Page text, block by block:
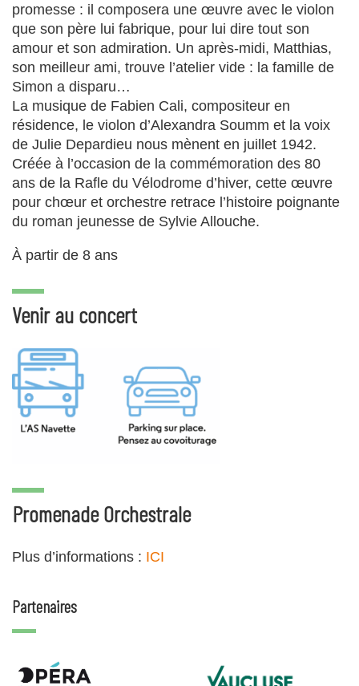
Partenaires
promesse : il composera une œuvre avec le violon
que son père lui fabrique, pour lui dire tout son
amour et son admiration. Un après-midi, Matthias,
son meilleur ami, trouve l’atelier vide : la famille de
Simon a disparu…
La musique de Fabien Cali, compositeur en
résidence, le violon d’Alexandra Soumm et la voix
de Julie Depardieu nous mènent en juillet 1942.
Créée à l’occasion de la commémoration des 80
ans de la Rafle du Vélodrome d’hiver, cette œuvre
pour chœur et orchestre retrace l’histoire poignante
du roman jeunesse de Sylvie Allouche.
À partir de 8 ans
Venir au concert
Promenade Orchestrale
Plus d’informations : ICI